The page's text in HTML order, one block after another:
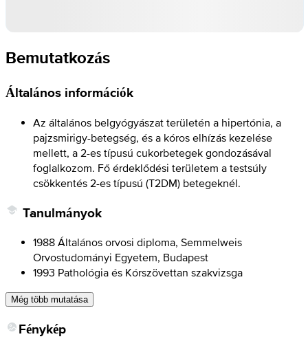
Bemutatkozás
Általános információk
Az általános belgyógyászat területén a hipertónia, a
pajzsmirigy-betegség, és a kóros elhízás kezelése
mellett, a 2-es típusú cukorbetegek gondozásával
foglalkozom. Fő érdeklődési területem a testsúly
csökkentés 2-es típusú (T2DM) betegeknél.
Tanulmányok
1988 Általános orvosi diploma, Semmelweis
Orvostudományi Egyetem, Budapest
1993 Pathológia és Kórszövettan szakvizsga
Még több mutatása
Fénykép